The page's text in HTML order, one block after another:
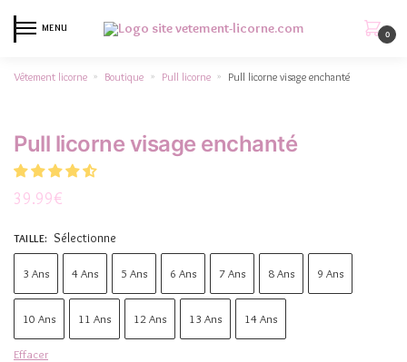
MENU
0
Vêtement licorne » Boutique » Pull licorne » Pull licorne visage enchanté
Pull licorne visage enchanté
39.99€
TAILLE: Sélectionne
3 Ans 4 Ans 5 Ans 6 Ans 7 Ans 8 Ans 9 Ans
10 Ans 11 Ans 12 Ans 13 Ans 14 Ans
Effacer